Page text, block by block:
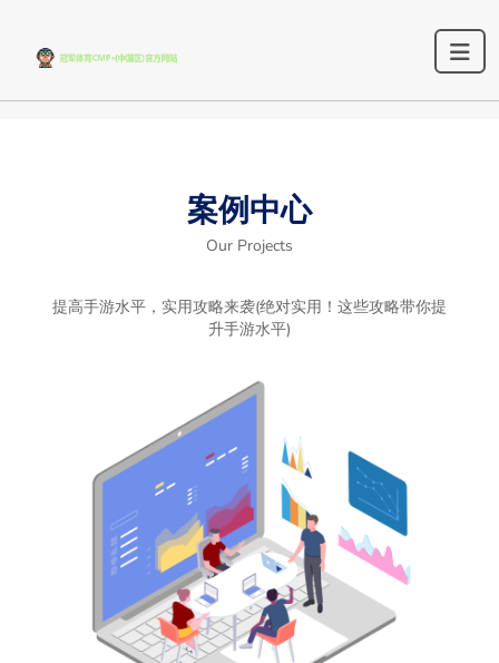
案例中心
Our Projects
提高手游水平，实用攻略来袭(绝对实用！这些攻略带你提
升手游水平)